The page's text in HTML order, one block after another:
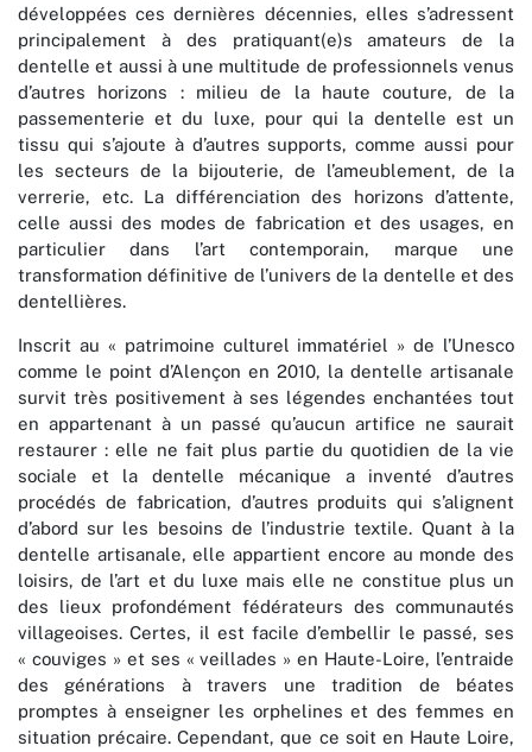
développées ces dernières décennies, elles s’adressent
principalement à des pratiquant(e)s amateurs de la
dentelle et aussi à une multitude de professionnels venus
d’autres horizons : milieu de la haute couture, de la
passementerie et du luxe, pour qui la dentelle est un
tissu qui s’ajoute à d’autres supports, comme aussi pour
les secteurs de la bijouterie, de l’ameublement, de la
verrerie, etc. La différenciation des horizons d’attente,
celle aussi des modes de fabrication et des usages, en
particulier dans l’art contemporain, marque une
transformation définitive de l’univers de la dentelle et des
dentellières.
Inscrit au « patrimoine culturel immatériel » de l’Unesco
comme le point d’Alençon en 2010, la dentelle artisanale
survit très positivement à ses légendes enchantées tout
en appartenant à un passé qu’aucun artifice ne saurait
restaurer : elle ne fait plus partie du quotidien de la vie
sociale et la dentelle mécanique a inventé d’autres
procédés de fabrication, d’autres produits qui s’alignent
d’abord sur les besoins de l’industrie textile. Quant à la
dentelle artisanale, elle appartient encore au monde des
loisirs, de l’art et du luxe mais elle ne constitue plus un
des lieux profondément fédérateurs des communautés
villageoises. Certes, il est facile d’embellir le passé, ses
« couviges » et ses « veillades » en Haute-Loire, l’entraide
des générations à travers une tradition de béates
promptes à enseigner les orphelines et des femmes en
situation précaire. Cependant, que ce soit en Haute Loire,